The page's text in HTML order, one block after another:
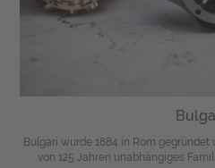
Bulgari wurde 1884 in Rom
von 125 Jahren unabhängiges